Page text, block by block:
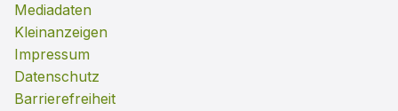
Mediadaten
Kleinanzeigen
Impressum
Datenschutz
Barrierefreiheit